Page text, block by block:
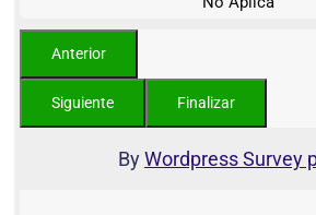
ByWordpress Survey